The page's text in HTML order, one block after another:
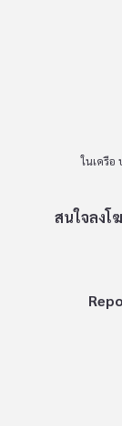
ในเครือ
สนใจลงโ